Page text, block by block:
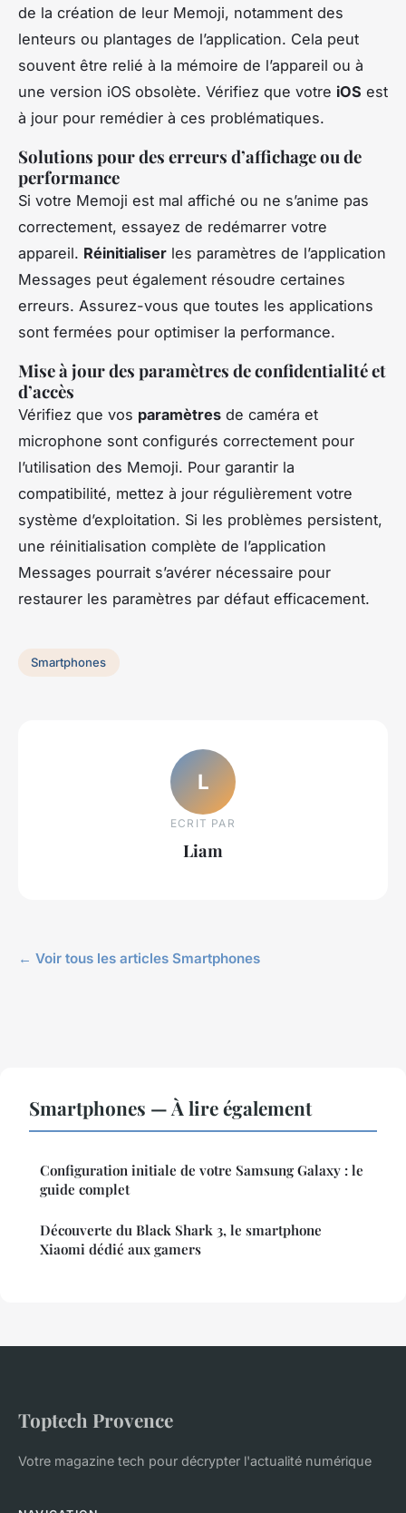
de la création de leur Memoji, notamment des
lenteurs ou plantages de l’application. Cela peut
souvent être relié à la mémoire de l’appareil ou à
une version iOS obsolète. Vérifiez que votre iOS est
à jour pour remédier à ces problématiques.
Solutions pour des erreurs d’affichage ou de
performance
Si votre Memoji est mal affiché ou ne s’anime pas
correctement, essayez de redémarrer votre
appareil. Réinitialiser les paramètres de l’application
Messages peut également résoudre certaines
erreurs. Assurez-vous que toutes les applications
sont fermées pour optimiser la performance.
Mise à jour des paramètres de confidentialité et
d’accès
Vérifiez que vos paramètres de caméra et
microphone sont configurés correctement pour
l’utilisation des Memoji. Pour garantir la
compatibilité, mettez à jour régulièrement votre
système d’exploitation. Si les problèmes persistent,
une réinitialisation complète de l’application
Messages pourrait s’avérer nécessaire pour
restaurer les paramètres par défaut efficacement.
Smartphones
L
ECRIT PAR
Liam
← Voir tous les articles Smartphones
Smartphones — À lire également
Configuration initiale de votre Samsung Galaxy : le
guide complet
Découverte du Black Shark 3, le smartphone
Xiaomi dédié aux gamers
Toptech Provence
Votre magazine tech pour décrypter l'actualité numérique